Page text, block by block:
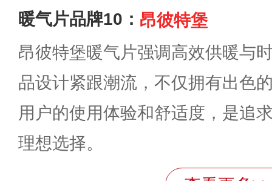
暖气片品牌10： 昂彼特堡
昂彼特堡暖气片强调高效供暖与
品设计紧跟潮流，不仅拥有出色
用户的使用体验和舒适度，是追
理想选择。